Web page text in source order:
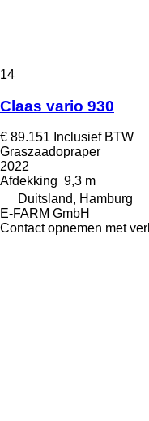
14
Claas vario 930
€ 89.151 Inclusief BTW
Graszaadopraper
2022
Afdekking 9,3 m
Duitsland, Hamburg
E-FARM GmbH
Contact opnemen met